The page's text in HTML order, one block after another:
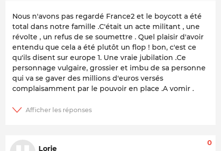
Nous n'avons pas regardé France2 et le boycott a été
total dans notre famille .C'était un acte militant , une
révolte , un refus de se soumettre . Quel plaisir d'avoir
entendu que cela a été plutôt un flop ! bon, c'est ce
qu'ils disent sur europe 1. Une vraie jubilation .Ce
personnage vulgaire, grossier et imbu de sa personne
qui va se gaver des millions d'euros versés
complaisamment par le pouvoir en place .A vomir .
Lorie
0